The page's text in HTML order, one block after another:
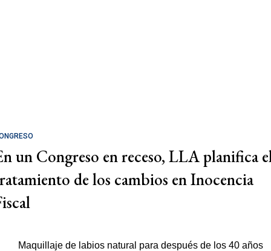
un Congreso en receso, LLA planifica
de los cambios en Inocencia